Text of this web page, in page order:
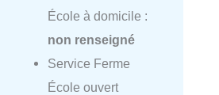
École à domicile :
non renseigné
Service Ferme
École ouvert